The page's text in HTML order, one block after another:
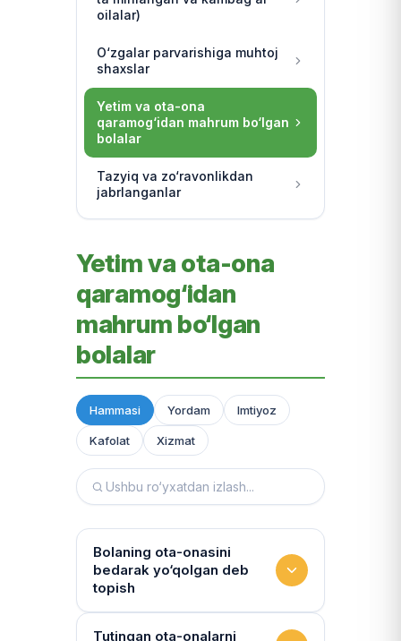
oilalar)
O‘zgalar parvarishiga muhtoj
shaxslar
Yetim va ota-ona
qaramog‘idan mahrum bo‘lgan
bolalar
Tazyiq va zo‘ravonlikdan
jabrlanganlar
Yetim va ota-ona
qaramog‘idan
mahrum bo‘lgan
bolalar
Hammasi Yordam Imtiyoz
Kafolat Xizmat
Bolaning ota-onasini
bedarak yo‘qolgan deb
topish
Hujjatlarni tiklash xizmati
Tutingan ota-onalarni